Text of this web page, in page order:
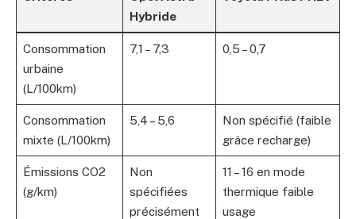
Hybride
Consommation
urbaine
(L/100km)
7,1 – 7,3 0,5 – 0,7
Consommation
mixte (L/100km)
5,4 – 5,6
Non spécifié (faible
grâce recharge)
Émissions CO2
(g/km)
Non
spécifiées
précisément
11 – 16 en mode
thermique faible
usage